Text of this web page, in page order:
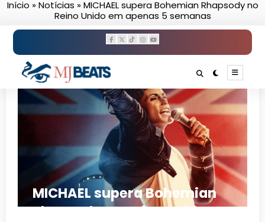
PularInício »Notícias »MICHAEL supera Bohemian Rhapsody no
Reino Unido em apenas 5 semanas
MICHAEL supera Bohemian
Rhapsody no Reino Unido em